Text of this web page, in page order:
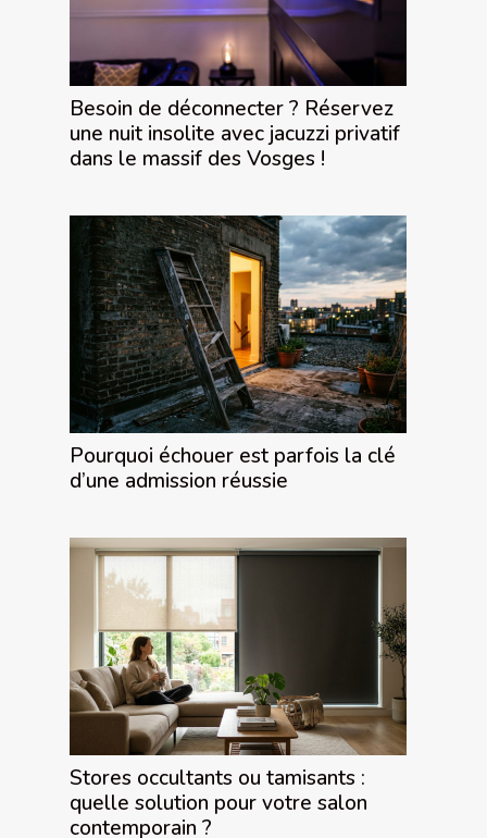
Besoin de déconnecter ? Réservez
une nuit insolite avec jacuzzi privatif
dans le massif des Vosges !
Pourquoi échouer est parfois la clé
d’une admission réussie
Stores occultants ou tamisants :
quelle solution pour votre salon
contemporain ?